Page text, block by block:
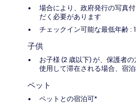
場合により、政府発行の写真
だく必要があります
チェックイン可能な最低年齢 :
子供
お子様 (2 歳以下) が、保護者
使用して滞在される場合、宿
ペット
ペットとの宿泊可*